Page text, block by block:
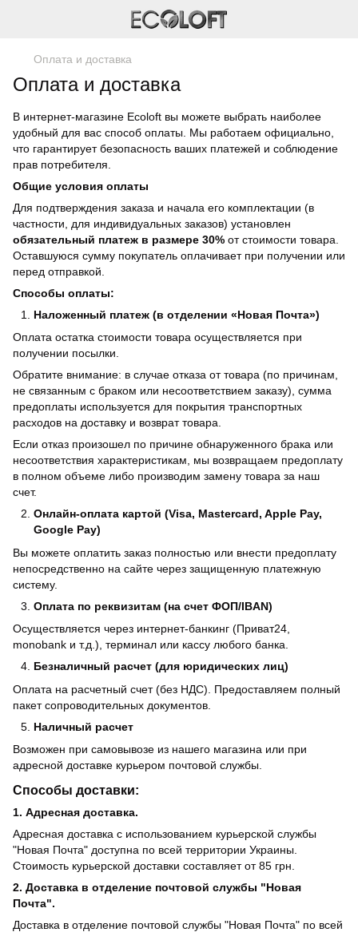
Оплата и доставка
Оплата и доставка
В интернет-магазине Ecoloft вы можете выбрать наиболее
удобный для вас способ оплаты. Мы работаем официально,
что гарантирует безопасность ваших платежей и соблюдение
прав потребителя.
Общие условия оплаты
Для подтверждения заказа и начала его комплектации (в
частности, для индивидуальных заказов) установлен
обязательный платеж в размере 30% от стоимости товара.
Оставшуюся сумму покупатель оплачивает при получении или
перед отправкой.
Способы оплаты:
Наложенный платеж (в отделении «Новая Почта»)
Оплата остатка стоимости товара осуществляется при
получении посылки.
Обратите внимание: в случае отказа от товара (по причинам,
не связанным с браком или несоответствием заказу), сумма
предоплаты используется для покрытия транспортных
расходов на доставку и возврат товара.
Если отказ произошел по причине обнаруженного брака или
несоответствия характеристикам, мы возвращаем предоплату
в полном объеме либо производим замену товара за наш
счет.
Онлайн-оплата картой (Visa, Mastercard, Apple Pay,
Google Pay)
Вы можете оплатить заказ полностью или внести предоплату
непосредственно на сайте через защищенную платежную
систему.
Оплата по реквизитам (на счет ФОП/IBAN)
Осуществляется через интернет-банкинг (Приват24,
monobank и т.д.), терминал или кассу любого банка.
Безналичный расчет (для юридических лиц)
Оплата на расчетный счет (без НДС). Предоставляем полный
пакет сопроводительных документов.
Наличный расчет
Возможен при самовывозе из нашего магазина или при
адресной доставке курьером почтовой службы.
Способы доставки:
1. Адресная доставка.
Адресная доставка с использованием курьерской службы
"Новая Почта" доступна по всей территории Украины.
Стоимость курьерской доставки составляет от 85 грн.
2. Доставка в отделение почтовой службы "Новая
Почта".
Доставка в отделение почтовой службы "Новая Почта" по всей